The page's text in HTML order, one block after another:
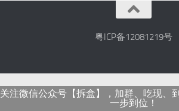
粤ICP备12081219号
关注微信公众号【拆盒】，加群、吃现、
一步到位！